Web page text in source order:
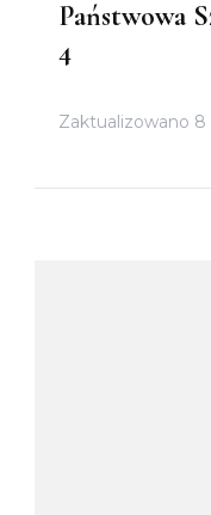
Państwowa
4
Zaktualizowano 8